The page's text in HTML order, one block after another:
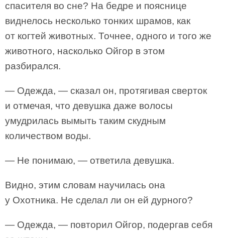
спасителя во сне? На бедре и пояснице
виднелось несколько тонких шрамов, как
от когтей животных. Точнее, одного и того же
животного, насколько Ойгор в этом
разбирался.
— Одежда, — сказал он, протягивая сверток
и отмечая, что девушка даже волосы
умудрилась вымыть таким скудным
количеством воды.
— Не понимаю, — ответила девушка.
Видно, этим словам научилась она
у Охотника. Не сделал ли он ей дурного?
— Одежда, — повторил Ойгор, подергав себя